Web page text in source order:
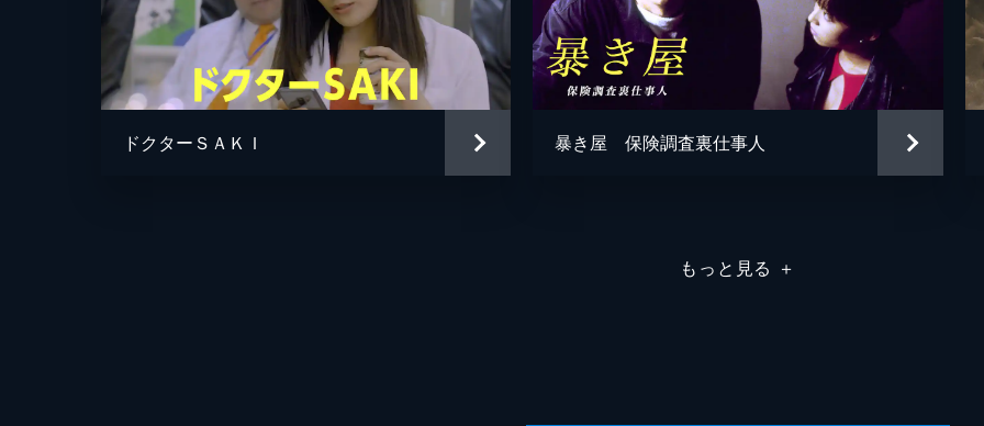
ドクターＳＡＫＩ 暴き屋 保険調査裏仕事人
もっと見る ＋